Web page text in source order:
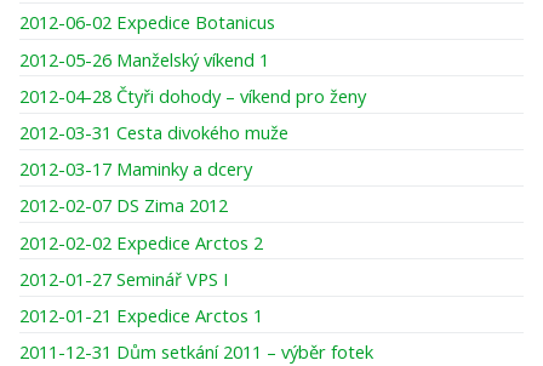
2012-06-02 Expedice Botanicus
2012-05-26 Manželský víkend 1
2012-04-28 Čtyři dohody – víkend pro ženy
2012-03-31 Cesta divokého muže
2012-03-17 Maminky a dcery
2012-02-07 DS Zima 2012
2012-02-02 Expedice Arctos 2
2012-01-27 Seminář VPS I
2012-01-21 Expedice Arctos 1
2011-12-31 Dům setkání 2011 – výběr fotek